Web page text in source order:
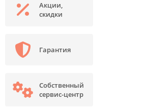
Акции,
скидки
Гарантия
Собственный
сервис-центр